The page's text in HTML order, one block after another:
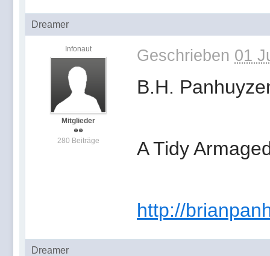
Dreamer
Infonaut
Mitglieder
280 Beiträge
Geschrieben 01
B.H.
A Tidy
http://
Dreamer